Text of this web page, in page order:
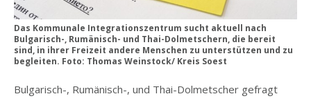
Das Kommunale Integrationszentrum sucht aktuell nach
Bulgarisch-, Rumänisch- und Thai-Dolmetschern, die bereit
sind, in ihrer Freizeit andere Menschen zu unterstützen und zu
begleiten. Foto: Thomas Weinstock/ Kreis Soest
Bulgarisch-, Rumänisch-, und Thai-Dolmetscher gefragt